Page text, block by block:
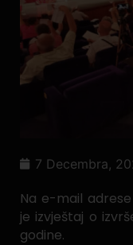
7 Decembra,
Na e-mail
je izvještaj o
godine.